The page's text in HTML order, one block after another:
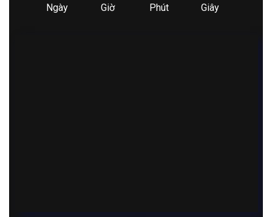
Ngày Giờ Phút Giây